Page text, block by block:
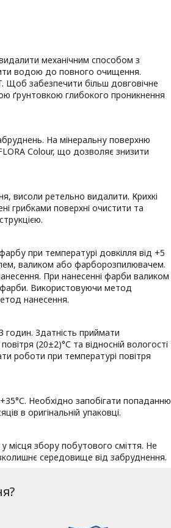
механічним способом з
водою до повного очищення.
Щоб забезпечити більш довговічне
ґрунтовкою глибокого проникнення
На мінеральну поверхню
Сolour, що дозволяє знизити
висоли ретельно видалити. Крихкі
грибками поверхні очистити та
при температурі довкілля від +5
валиком або фарборозпилювачем.
При нанесенні фарби валиком
Використовуючи метод
нанесення.
Здатність приймати
(20±2)°С та відносній вологості
роботи при температурі повітря
Необхідно запобігати попаданню
в оригінальній упаковці.
збору побутового сміття. Не
середовище від забруднення.